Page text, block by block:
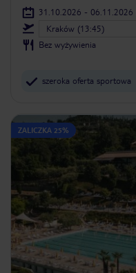
31.10.2026 - 06.11.2026
Kraków (13:45)
Bez wyżywienia
szeroka oferta sportowa
ZALICZKA 25%